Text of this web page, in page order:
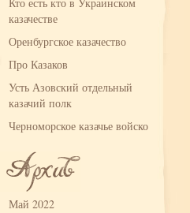
казачестве
Оренбургское казачество
Про Казаков
Усть Азовский отдельный
казачий полк
Черноморское казачье войско
Май 2022